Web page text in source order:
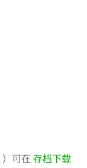
）可在 存档下载